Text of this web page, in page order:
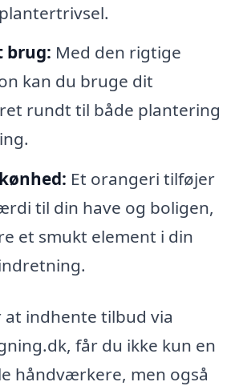
brug: Med den rigtige
kan du bruge dit
rundt til både plantering
Et orangeri tilføjer
til din have og boligen,
et smukt element i din
indhente tilbud via
får du ikke kun en
håndværkere, men også